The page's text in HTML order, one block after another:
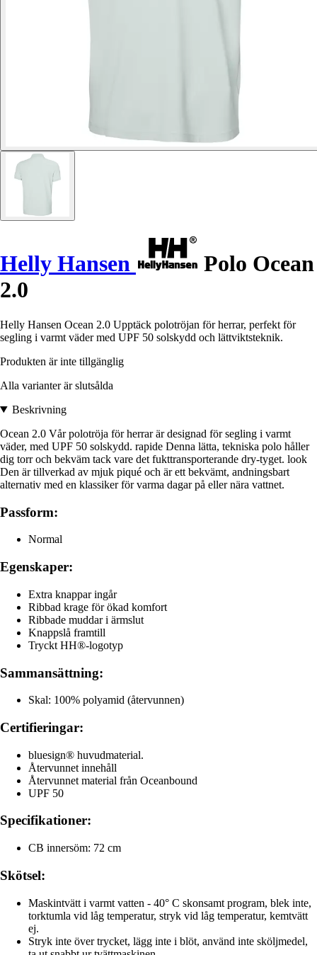
Helly Hansen
Polo Ocean
2.0
Helly Hansen Ocean 2.0 Upptäck polotröjan för herrar, perfekt för
segling i varmt väder med UPF 50 solskydd och lättviktsteknik.
Produkten är inte tillgänglig
Alla varianter är slutsålda
Beskrivning
Ocean 2.0 Vår polotröja för herrar är designad för segling i varmt
väder, med UPF 50 solskydd. rapide Denna lätta, tekniska polo håller
dig torr och bekväm tack vare det fukttransporterande dry-tyget. look
Den är tillverkad av mjuk piqué och är ett bekvämt, andningsbart
alternativ med en klassiker för varma dagar på eller nära vattnet.
Passform:
Normal
Egenskaper:
Extra knappar ingår
Ribbad krage för ökad komfort
Ribbade muddar i ärmslut
Knappslå framtill
Tryckt HH®-logotyp
Sammansättning:
Skal: 100% polyamid (återvunnen)
Certifieringar:
bluesign® huvudmaterial.
Återvunnet innehåll
Återvunnet material från Oceanbound
UPF 50
Specifikationer:
CB innersöm: 72 cm
Skötsel:
Maskintvätt i varmt vatten - 40° C skonsamt program, blek inte,
torktumla vid låg temperatur, stryk vid låg temperatur, kemtvätt
ej.
Stryk inte över trycket, lägg inte i blöt, använd inte sköljmedel,